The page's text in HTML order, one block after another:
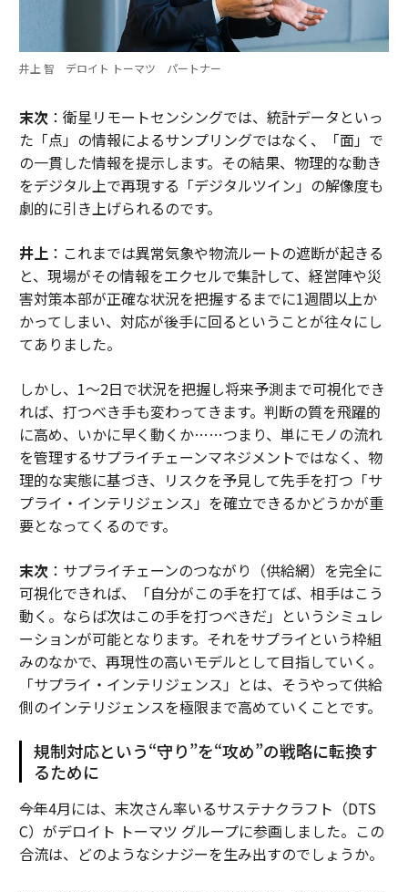
井上 智 デロイト トーマツ パートナー
末次：衛星リモートセンシングでは、統計データといっ
た「点」の情報によるサンプリングではなく、「面」で
の一貫した情報を提示します。その結果、物理的な動き
をデジタル上で再現する「デジタルツイン」の解像度も
劇的に引き上げられるのです。
井上：これまでは異常気象や物流ルートの遮断が起きる
と、現場がその情報をエクセルで集計して、経営陣や災
害対策本部が正確な状況を把握するまでに1週間以上か
かってしまい、対応が後手に回るということが往々にし
てありました。
しかし、1〜2日で状況を把握し将来予測まで可視化でき
れば、打つべき手も変わってきます。判断の質を飛躍的
に高め、いかに早く動くか……つまり、単にモノの流れ
を管理するサプライチェーンマネジメントではなく、物
理的な実態に基づき、リスクを予見して先手を打つ「サ
プライ・インテリジェンス」を確立できるかどうかが重
要となってくるのです。
末次：サプライチェーンのつながり（供給網）を完全に
可視化できれば、「自分がこの手を打てば、相手はこう
動く。ならば次はこの手を打つべきだ」というシミュレ
ーションが可能となります。それをサプライという枠組
みのなかで、再現性の高いモデルとして目指していく。
「サプライ・インテリジェンス」とは、そうやって供給
側のインテリジェンスを極限まで高めていくことです。
規制対応という“守り”を“攻め”の戦略に転換す
るために
――今年4月には、末次さん率いるサステナクラフト（DTS
C）がデロイト トーマツ グループに参画しました。この
合流は、どのようなシナジーを生み出すのでしょうか。